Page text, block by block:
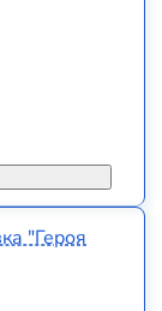
"Героя